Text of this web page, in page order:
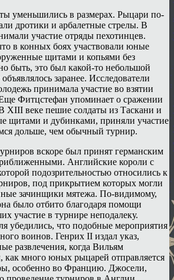
уменьшились в размерах. Рыцари по-
дротики и арбалетные стрелы. В
участие отряды пехотинцев.
в конных боях участвовали юные
щитами и копьями без
быть, это был какой-то небольшой
заранее. Исследователи
принимала участие во взятии
Фитцстефан упоминает о сражении
XIII веке пешие солдаты из Таскани и
щитами и дубинками, приняли участие
дольше, чем обычный турнир.
вскоре был принят германским
Английские короли с
подозрительностью относились к
под прикрытием которых могли
зачинщики мятежа. По-видимому,
было отбито благодаря помощи
участие в турнире неподалеку.
убедились, что подобные мероприятия
воинов. Генрих II издал указ,
развлечения, когда Вильям
как много юных рыцарей отправляется
особенно во Францию. Джосели,